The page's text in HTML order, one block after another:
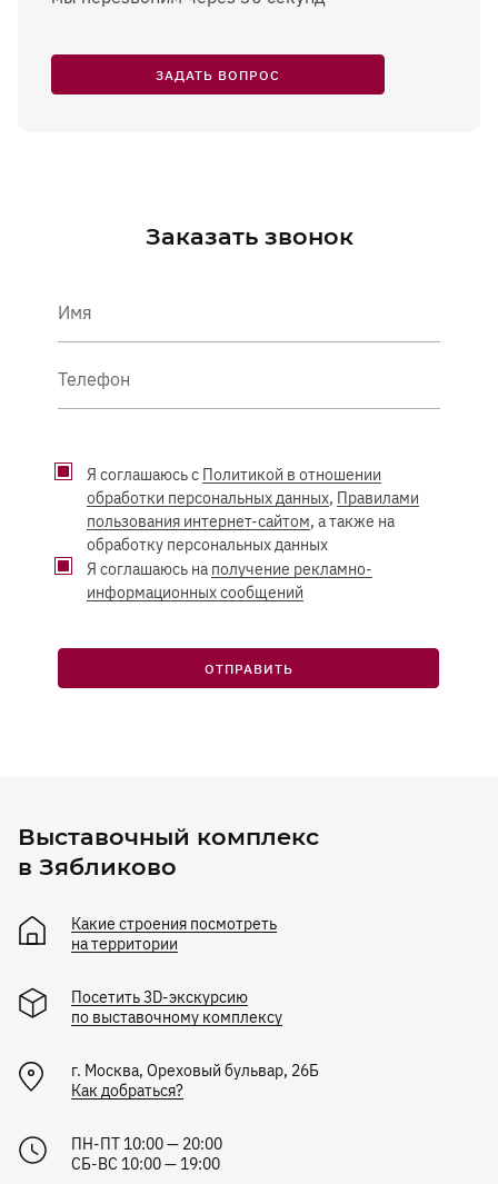
ЗАДАТЬ ВОПРОС
Заказать звонок
Имя
Телефон
Я соглашаюсь с Политикой в отношении
обработки персональных данных, Правилами
пользования интернет-сайтом, а также на
обработку персональных данных
Я соглашаюсь на получение рекламно-
информационных сообщений
ОТПРАВИТЬ
Выставочный комплекс
в Зябликово
Какие строения посмотреть
на территории
Посетить 3D-экскурсию
по выставочному комплексу
г. Москва, Ореховый бульвар, 26Б
Как добраться?
ПН-ПТ 10:00 — 20:00
СБ-ВС 10:00 — 19:00